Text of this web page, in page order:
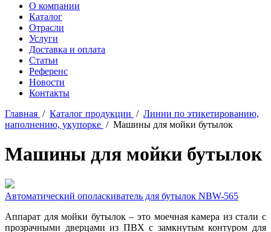
О компании
Каталог
Отрасли
Услуги
Доставка и оплата
Статьи
Референс
Новости
Контакты
Главная / Каталог продукции / Линии по этикетированию,
наполнению, укупорке / Машины для мойки бутылок
Машины для мойки бутылок
Автоматический ополаскиватель для бутылок NBW-565
Аппарат для мойки бутылок – это моечная камера из стали с
прозрачными дверцами из ПВХ с замкнутым контуром для